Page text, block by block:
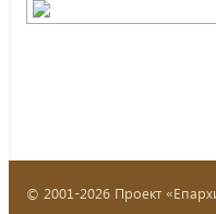
© 2001-2026 Проект